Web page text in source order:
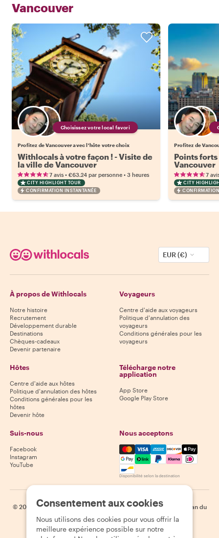
Vancouver
Choisissez votre local favori
Profitez de Vancouver avec l'hôte votre choix
Withlocals à votre façon ! - Visite de
la ville de Vancouver
7 avis • €63.24 par personne • 3 heures
CITY HIGHLIGHT TOUR
CONFIRMATION INSTANTANÉE
Profitez de
Points
Vancouver
7
CITY
EUR (€)
À propos de Withlocals
Notre histoire
Recrutement
Développement durable
Destinations
Chèques-cadeaux
Devenir partenaire
Voyageurs
Centre d'aide aux voyageurs
Politique d'annulation des
voyageurs
Conditions générales pour les
voyageurs
Hôtes
Centre d'aide aux hôtes
Politique d'annulation des hôtes
Conditions générales pour les
hôtes
Devenir hôte
Télécharge notre
application
App Store
Google Play Store
Suis-nous
Facebook
Instagram
YouTube
Nous acceptons
Mastercard, Visa, Amex,
Disponibilité selon la destination
© 2026 Withlocals.com | Politique de confidentialité | Cookies
Plan du
site
Consentement aux cookies
Nous utilisons des cookies pour vous offrir la
meilleure expérience possible sur notre